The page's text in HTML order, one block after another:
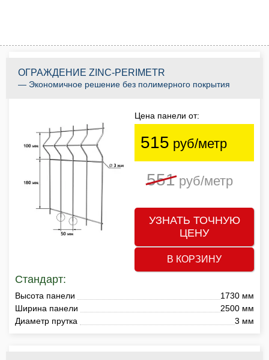
ОГРАЖДЕНИЕ ZINC-PERIMETR
— Экономичное решение без полимерного покрытия
Цена панели от:
515 руб/метр
551руб/метр
УЗНАТЬ ТОЧНУЮ
ЦЕНУ
В КОРЗИНУ
Стандарт:
Высота панели
1730 мм
Ширина панели
2500 мм
Диаметр прутка
3 мм